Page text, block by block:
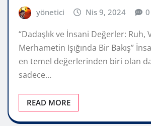
yönetici Nis 9, 2024 0
“Dadaşlık ve İnsani Değerler: Ruh,
Merhametin Işığında Bir Bakış”
en temel değerlerinden biri olan
sadece…
READ MORE